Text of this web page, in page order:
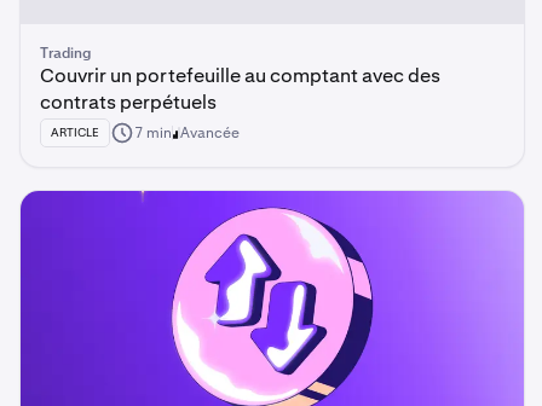
Trading
Couvrir un portefeuille au comptant avec des
contrats perpétuels
ARTICLE 7 min Avancée